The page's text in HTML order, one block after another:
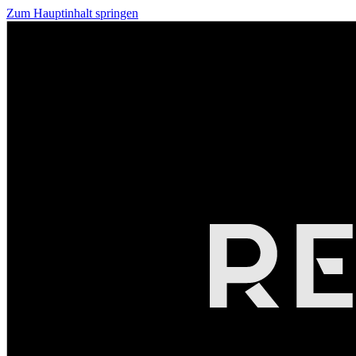
Zum Hauptinhalt springen